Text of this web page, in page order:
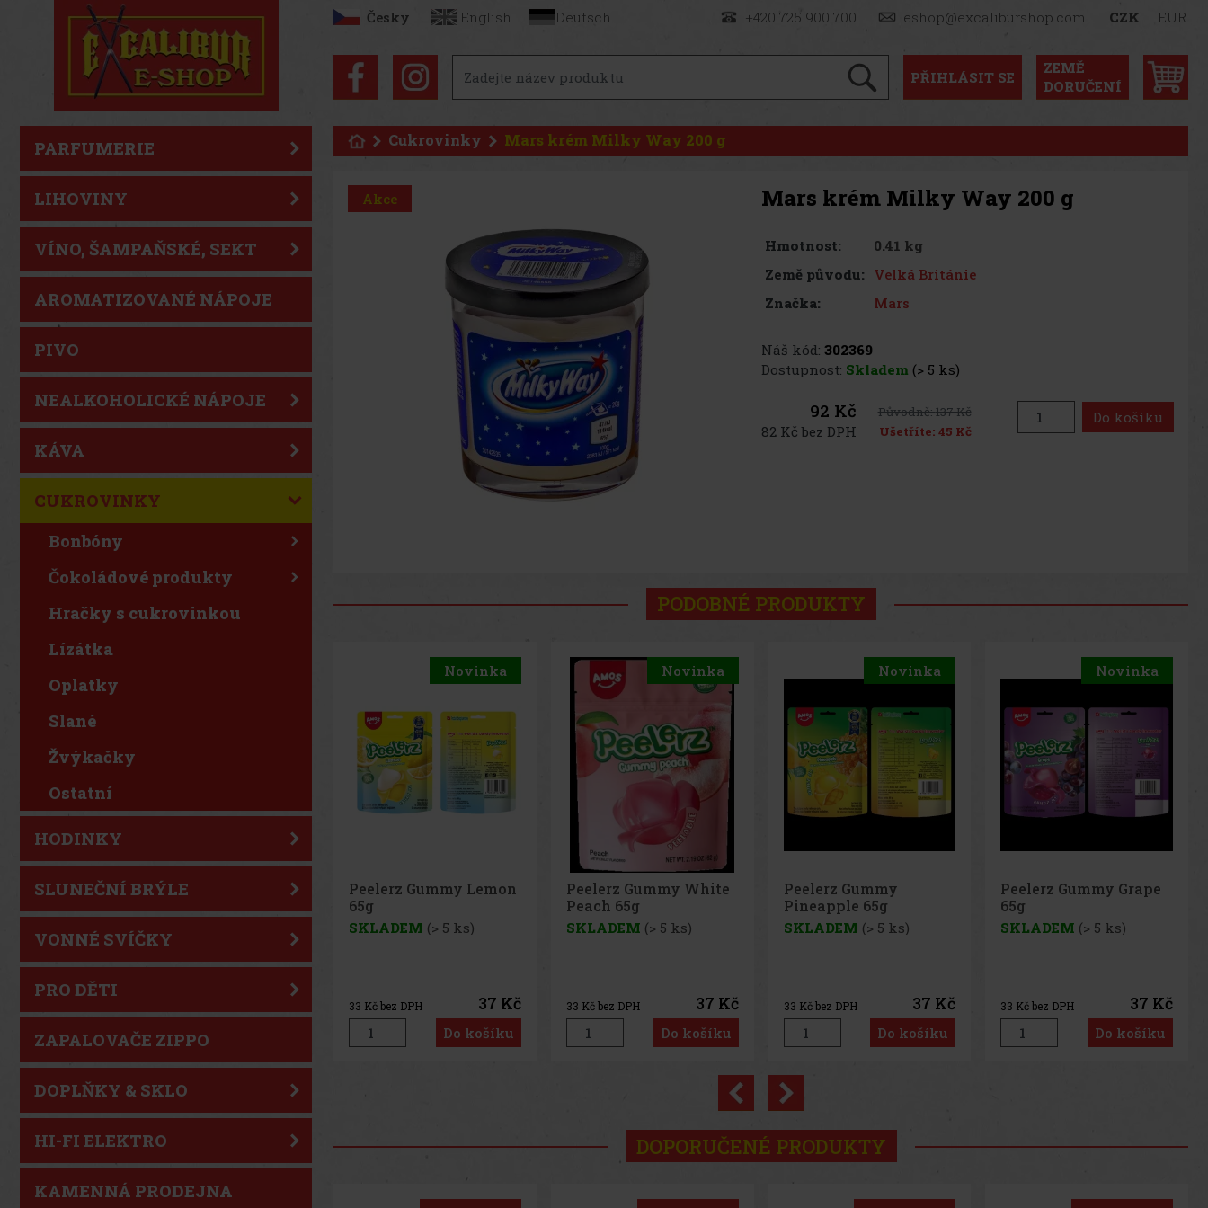
Česky English Deutsch +420 725 900 700 eshop@excaliburshop.com CZK EUR
PŘIHLÁSIT SE
ZEMĚ
DORUČENÍ
PARFUMERIE
LIHOVINY
VÍNO, ŠAMPAŇSKÉ, SEKT
AROMATIZOVANÉ NÁPOJE
PIVO
NEALKOHOLICKÉ NÁPOJE
KÁVA
CUKROVINKY
Bonbóny
Čokoládové produkty
Hračky s cukrovinkou
Lízátka
Oplatky
Slané
Žvýkačky
Ostatní
HODINKY
SLUNEČNÍ BRÝLE
VONNÉ SVÍČKY
PRO DĚTI
ZAPALOVAČE ZIPPO
DOPLŇKY & SKLO
HI-FI ELEKTRO
KAMENNÁ PRODEJNA
Cukrovinky Mars krém Milky Way 200 g
Mars krém Milky Way 200 g
Hmotnost:
0.41 kg
Země původu: Velká Británie
Značka:
Mars
Náš kód: 302369
Dostupnost: Skladem (> 5 ks)
92 Kč
82 Kč bez DPH
Původně:137 Kč
Ušetříte: 45 Kč
Do košíku
Akce
PODOBNÉ PRODUKTY
Novinka
Peelerz Gummy White
Peach 65g
SKLADEM (> 5 ks)
33 Kč bez DPH 37 Kč
Do košíku
Novinka
Peelerz Gummy
Pineapple 65g
SKLADEM (> 5 ks)
33 Kč bez DPH 37 Kč
Do košíku
Novinka
Peelerz Gummy Grape
65g
SKLADEM (> 5 ks)
33 Kč bez DPH 37 Kč
Do košíku
Novinka
Peelerz Gummy
Banana 65g
SKLADEM (> 5 ks)
33 Kč bez DPH 37 Kč
Do košíku
Previous
DOPORUČENÉ PRODUKTY